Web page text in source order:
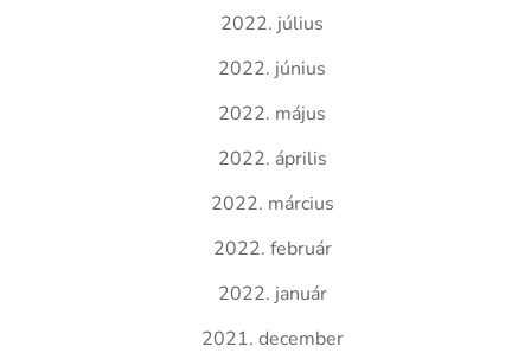
2022. július
2022. június
2022. május
2022. április
2022. március
2022. február
2022. január
2021. december